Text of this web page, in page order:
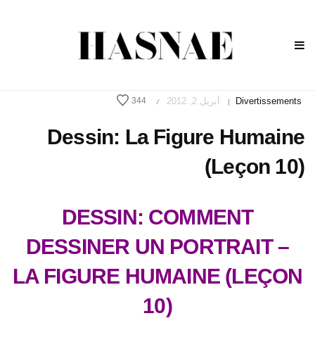
Divertissements
| أبريل 2, 2012 /
344
Dessin: La Figure Humaine
(Leçon 10)
DESSIN: COMMENT
DESSINER UN PORTRAIT –
LA FIGURE HUMAINE (LEÇON
10)